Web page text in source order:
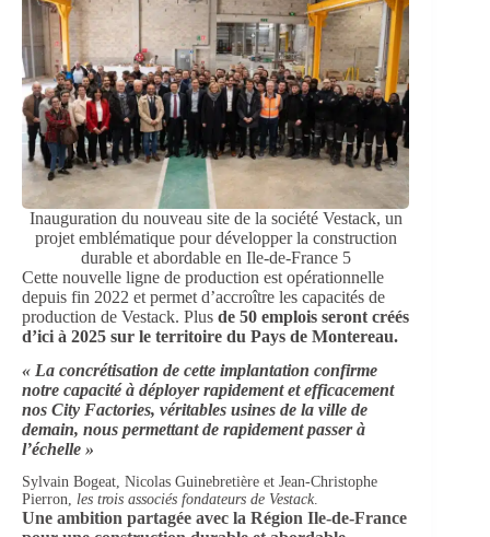
Inauguration du nouveau site de la société Vestack, un
projet emblématique pour développer la construction
durable et abordable en Ile-de-France 5
Cette nouvelle ligne de production est opérationnelle
depuis fin 2022 et permet d’accroître les capacités de
production de Vestack. Plus de 50 emplois seront créés
d’ici à 2025 sur le territoire du Pays de Montereau.
« La concrétisation de cette implantation confirme
notre capacité à déployer rapidement et efficacement
nos City Factories, véritables usines de la ville de
demain, nous permettant de rapidement passer à
l’échelle »
Sylvain Bogeat, Nicolas Guinebretière et Jean-Christophe
Pierron, les trois associés fondateurs de Vestack.
Une ambition partagée avec la Région Ile-de-France